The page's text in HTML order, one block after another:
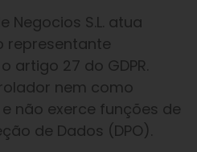
Negocios S.L. atua
representante
27 do GDPR.
nem como
não exerce funções de
de Dados (DPO).